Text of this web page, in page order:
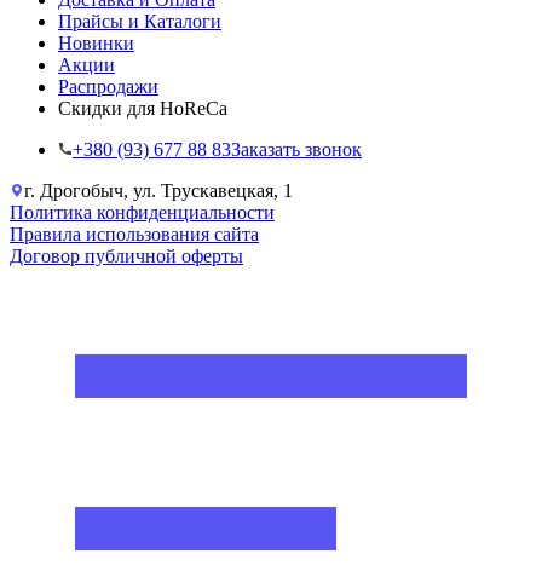
Прайсы и Каталоги
Новинки
Акции
Распродажи
Скидки для HoReCa
+38‎0 (93) 677 88 83Заказать звонок
г. Дрогобыч, ул. Трускавецкая, 1
Политика конфиденциальности
Правила использования сайта
Договор публичной оферты